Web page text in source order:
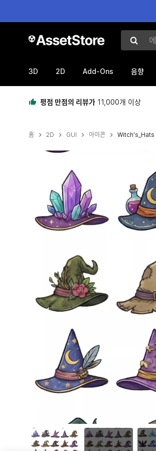
에셋 검색
3D 2D Add-Ons 음향
평점 만점의 리뷰가 11,000개 이상
홈 2D GUI 아이콘 Witch's_Hats
현재 슬라이드: 1 / 6